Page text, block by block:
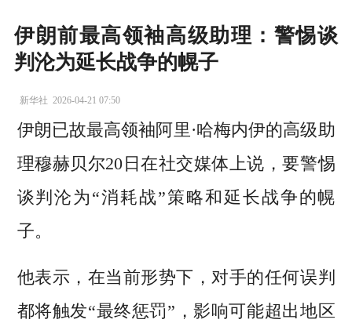
伊朗前最高领袖高级助理：警惕谈
判沦为延长战争的幌子
新华社 2026-04-21 07:50
伊朗已故最高领袖阿里·哈梅内伊的高级助
理穆赫贝尔20日在社交媒体上说，要警惕
谈判沦为“消耗战”策略和延长战争的幌
子。
他表示，在当前形势下，对手的任何误判
都将触发“最终惩罚”，影响可能超出地区